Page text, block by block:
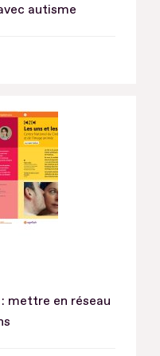
autisme
mettre en réseau